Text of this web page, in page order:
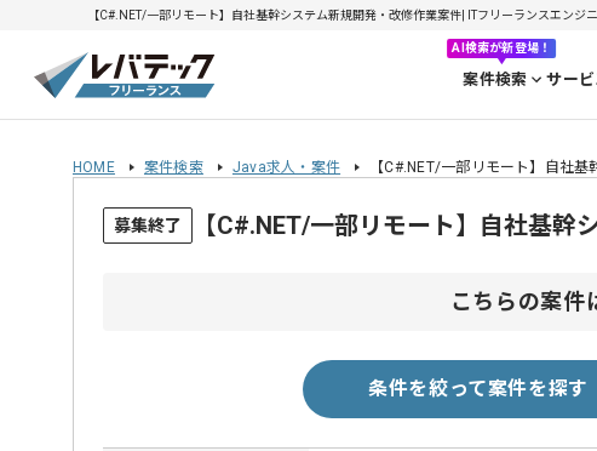
【C#.NET/一部リモート】自社基幹システム新規開発・改修作業案件| ITフリーランスエン
AI検索が新登場！
案件検索 サー
HOME 案件検索 Java求人・案件 【C#.NET/一部リモート】自社
募集終了 【C#.NET/一部リモート】自社基
こちらの案件
条件を絞って案件を探す